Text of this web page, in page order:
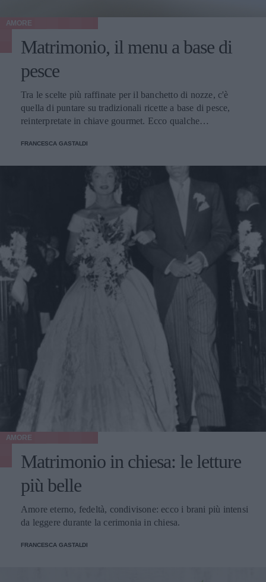
AMORE
Matrimonio, il menu a base di
pesce
Tra le scelte più raffinate per il banchetto di nozze, c'è
quella di puntare su tradizionali ricette a base di pesce,
reinterpretate in chiave gourmet. Ecco qualche
FRANCESCA GASTALDI
AMORE
Matrimonio in chiesa: le letture
più belle
Amore eterno, fedeltà, condivisone: ecco i brani più intensi
da leggere durante la cerimonia in chiesa.
FRANCESCA GASTALDI